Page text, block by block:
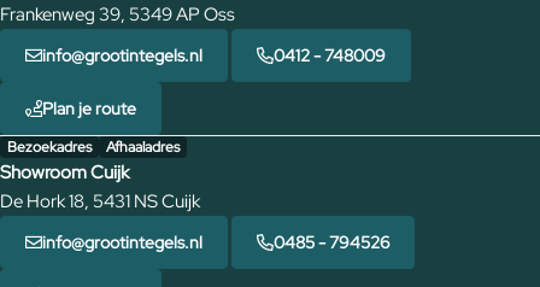
Frankenweg 39, 5349 AP Oss
info@grootintegels.nl 0412 - 748009
Plan je route
Bezoekadres Afhaaladres
Showroom Cuijk
De Hork 18, 5431 NS Cuijk
info@grootintegels.nl 0485 - 794526